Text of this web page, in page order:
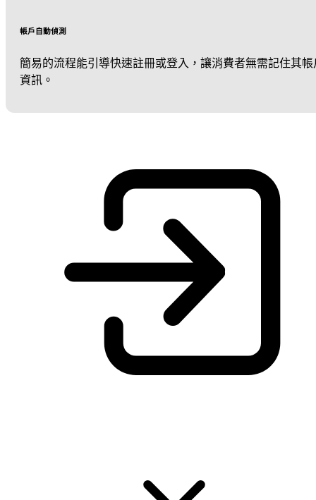
帳戶自動偵測
簡易的流程能引導快速註冊或登入，讓消費者無需記住其帳
資訊。